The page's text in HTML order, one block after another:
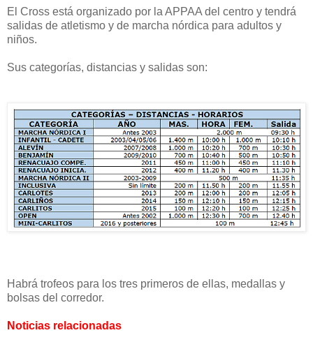
El Cross está organizado por la APPAA del centro y tendrá
salidas de atletismo y de marcha nórdica para adultos y
niños.
Sus categorías, distancias y salidas son:
Habrá trofeos para los tres primeros de ellas, medallas y
bolsas del corredor.
Noticias relacionadas